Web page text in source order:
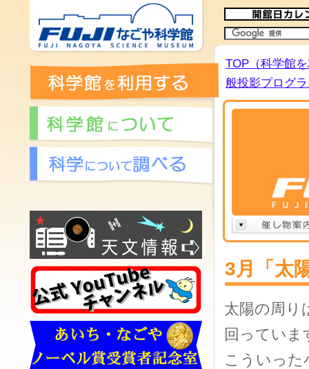
TOP（科学館
般投影プログ
3月「太
太陽の周り
回っていま
こういった